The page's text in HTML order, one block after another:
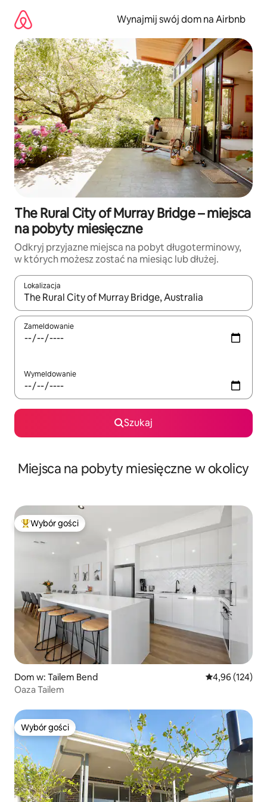
treści
Wynajmij swój dom na Airbnb
The Rural City of Murray Bridge – miejsca
na pobyty miesięczne
Odkryj przyjazne miejsca na pobyt długoterminowy,
w których możesz zostać na miesiąc lub dłużej.
Lokalizacja
Gdy wyniki będą dostępne, możesz poruszać się po nich za
Zameldowanie
Wymeldowanie
Szukaj
Miejsca na pobyty miesięczne w okolicy
Najpopularniejsze z kategorii Wybór gości
Wybór gości
Dom w: Tailem Bend Średnia
4,96 (124)
Oaza Tailem
Wybór gości
Wybór gości